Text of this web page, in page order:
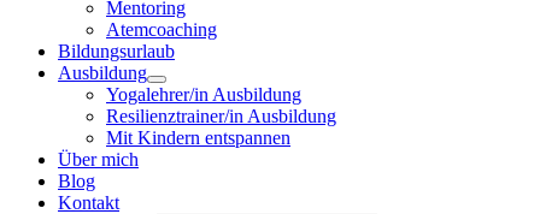
Mentoring
Atemcoaching
Bildungsurlaub
Ausbildung
Yogalehrer/in Ausbildung
Resilienztrainer/in Ausbildung
Mit Kindern entspannen
Über mich
Blog
Kontakt